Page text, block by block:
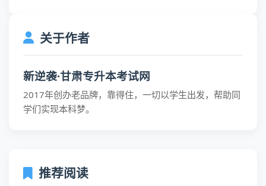
关于作者
新逆袭·甘肃专升本考试网
2017年创办老品牌，靠得住，一切以学生出发，帮助同
学们实现本科梦。
推荐阅读